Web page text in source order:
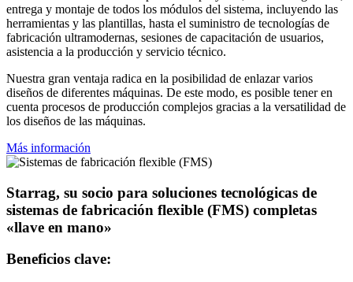
entrega y montaje de todos los módulos del sistema, incluyendo las
herramientas y las plantillas, hasta el suministro de tecnologías de
fabricación ultramodernas, sesiones de capacitación de usuarios,
asistencia a la producción y servicio técnico.
Nuestra gran ventaja radica en la posibilidad de enlazar varios
diseños de diferentes máquinas. De este modo, es posible tener en
cuenta procesos de producción complejos gracias a la versatilidad de
los diseños de las máquinas.
Más información
Starrag, su socio para soluciones tecnológicas de
sistemas de fabricación flexible (FMS) completas
«llave en mano»
Beneficios clave: